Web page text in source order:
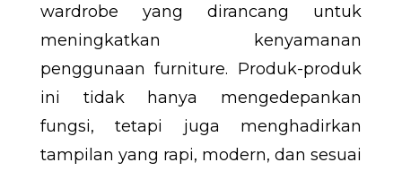
wardrobe yang dirancang untuk
meningkatkan kenyamanan
penggunaan furniture. Produk-produk
ini tidak hanya mengedepankan
fungsi, tetapi juga menghadirkan
tampilan yang rapi, modern, dan sesuai